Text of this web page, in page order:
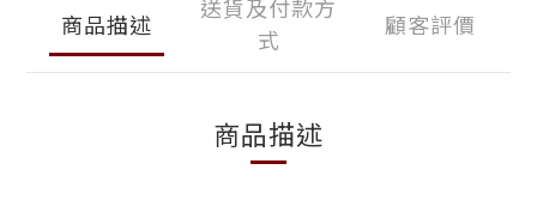
商品描述
送貨及付款方
式
顧客評價
商品描述